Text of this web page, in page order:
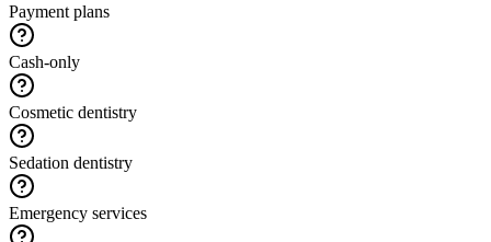
Payment plans
Cash-only
Cosmetic dentistry
Sedation dentistry
Emergency services